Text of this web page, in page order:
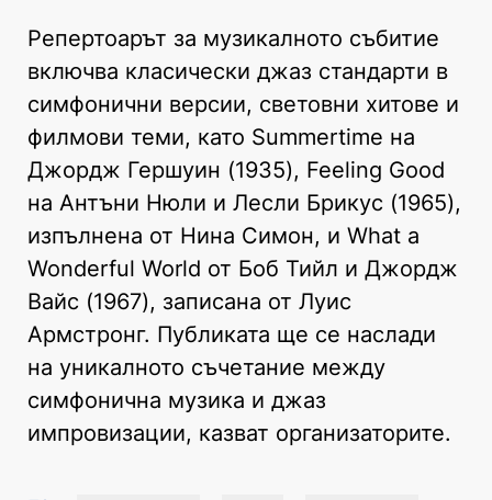
Репертоарът за музикалното събитие
включва класически джаз стандарти в
симфонични версии, световни хитове и
филмови теми, като Summertime на
Джордж Гершуин (1935), Feeling Good
на Антъни Нюли и Лесли Брикус (1965),
изпълнена от Нина Симон, и What a
Wonderful World от Боб Тийл и Джордж
Вайс (1967), записана от Луис
Армстронг. Публиката ще се наслади
на уникалното съчетание между
симфонична музика и джаз
импровизации, казват организаторите.